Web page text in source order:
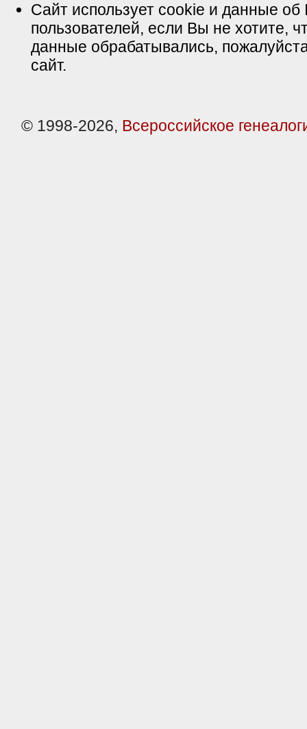
Сайт использует cookie и данные об
пользователей, если Вы не хотите,
данные обрабатывались,
сайт.
© 1998-2026, Всероссийское